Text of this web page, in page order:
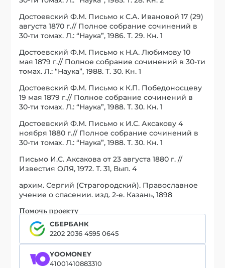
Достоевский Ф.М. Письмо к С.А. Ивановой 17 (29)
августа 1870 г.// Полное собрание сочинений в
30-ти томах. Л.: “Наука”, 1986. Т. 29. Кн. 1
Достоевский Ф.М. Письмо к Н.А. Любимову 10
мая 1879 г.// Полное собрание сочинений в 30-ти
томах. Л.: “Наука”, 1988. Т. 30. Кн. 1
Достоевский Ф.М. Письмо к К.П. Победоносцеву
19 мая 1879 г.// Полное собрание сочинений в
30-ти томах. Л.: “Наука”, 1988. Т. 30. Кн. 1
Достоевский Ф.М. Письмо к И.С. Аксакову 4
ноября 1880 г.// Полное собрание сочинений в
30-ти томах. Л.: “Наука”, 1988. Т. 30. Кн. 1
Письмо И.С. Аксакова от 23 августа 1880 г. //
Известия ОЛЯ, 1972. Т. 31, Вып. 4
архим. Сергий (Страгородский). Православное
учение о спасении. изд. 2-е. Казань, 1898
Помочь проекту
СБЕРБАНК
2202 2036 4595 0645
YOOMONEY
41001410883310